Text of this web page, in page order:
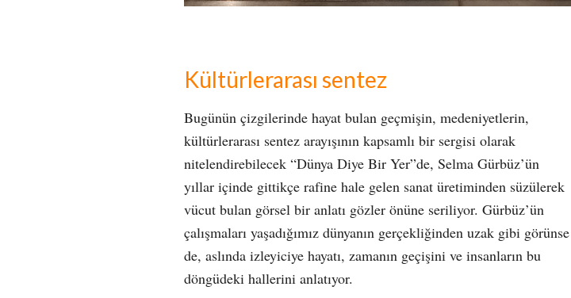
Kültürlerarası sentez
Bugünün çizgilerinde hayat bulan geçmişin, medeniyetlerin,
kültürlerarası sentez arayışının kapsamlı bir sergisi olarak
nitelendirebilecek “Dünya Diye Bir Yer”de, Selma Gürbüz’ün
yıllar içinde gittikçe rafine hale gelen sanat üretiminden süzülerek
vücut bulan görsel bir anlatı gözler önüne seriliyor. Gürbüz’ün
çalışmaları yaşadığımız dünyanın gerçekliğinden uzak gibi görünse
de, aslında izleyiciye hayatı, zamanın geçişini ve insanların bu
döngüdeki hallerini anlatıyor.